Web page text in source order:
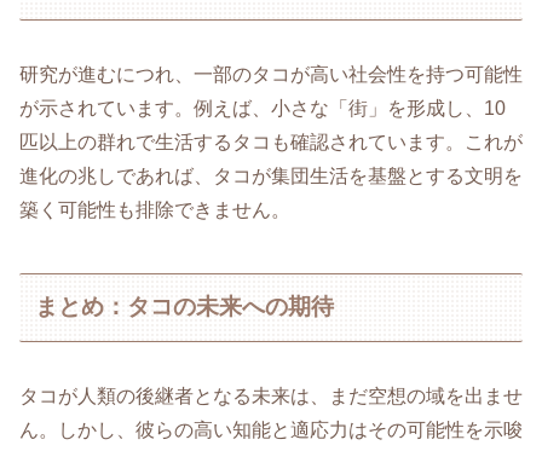
研究が進むにつれ、一部のタコが高い社会性を持つ可能性
が示されています。例えば、小さな「街」を形成し、10
匹以上の群れで生活するタコも確認されています。これが
進化の兆しであれば、タコが集団生活を基盤とする文明を
築く可能性も排除できません。
まとめ：タコの未来への期待
タコが人類の後継者となる未来は、まだ空想の域を出ませ
ん。しかし、彼らの高い知能と適応力はその可能性を示唆